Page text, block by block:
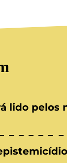
lido pelos